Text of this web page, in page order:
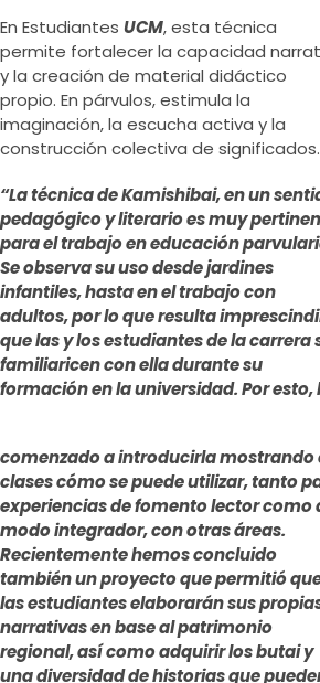
En Estudiantes UCM, esta técnica
permite fortalecer la capacidad
y la creación de material didáctico
propio. En párvulos, estimula la
imaginación, la escucha activa y la
construcción colectiva de significados.
“La técnica de Kamishibai, en un
pedagógico y literario es muy
para el trabajo en educación
Se observa su uso desde jardines
infantiles, hasta en el trabajo con
adultos, por lo que resulta
que las y los estudiantes de la carrera
familiaricen con ella durante su
formación en launiversidad. Por esto,
comenzado a introducirla mostrando
clases cómo se puede utilizar, tanto
experiencias de fomento lector como
modo integrador, con otras áreas.
Recientemente hemos concluido
también un proyecto que permitió
las estudiantes elaborarán sus
narrativas en base al patrimonio
regional, así como adquirir los butai y
una diversidad de historias que